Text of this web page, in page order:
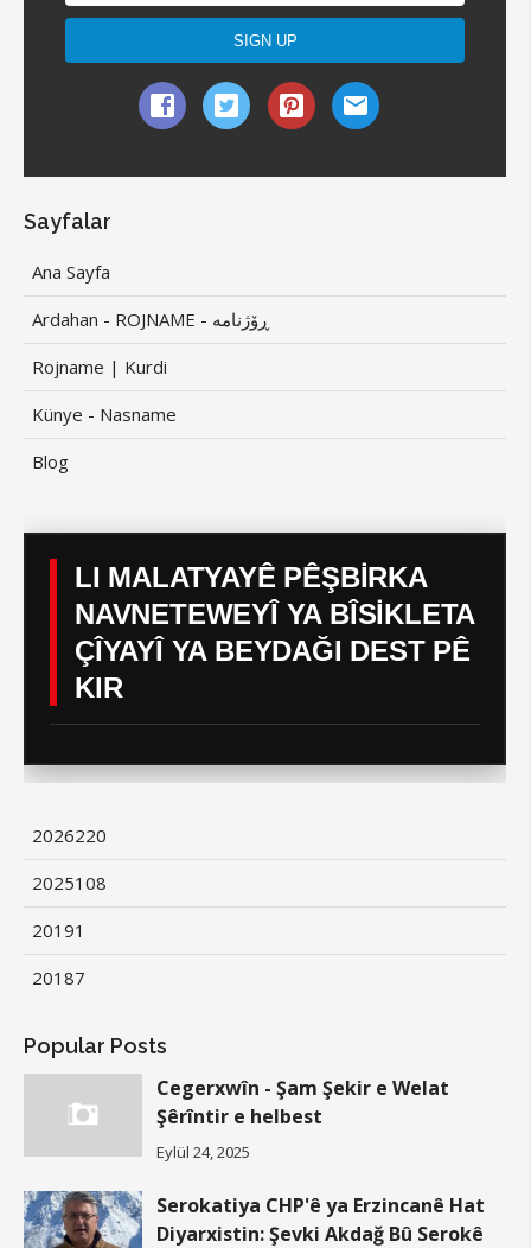
Sayfalar
Ana Sayfa
Ardahan - ROJNAME - ڕۆژنامە
Rojname | Kurdi
Künye - Nasname
Blog
LI MALATYAYÊ PÊŞBİRKA
NAVNETEWEYÎ YA BÎSİKLETA
ÇÎYAYÎ YA BEYDAĞI DEST PÊ
KIR
2026220
2025108
20191
20187
Popular Posts
Cegerxwîn - Şam Şekir e Welat
Şêrîntir e helbest
Eylül 24, 2025
Serokatiya CHP'ê ya Erzincanê Hat
Diyarxistin: Şevki Akdağ Bû Serokê